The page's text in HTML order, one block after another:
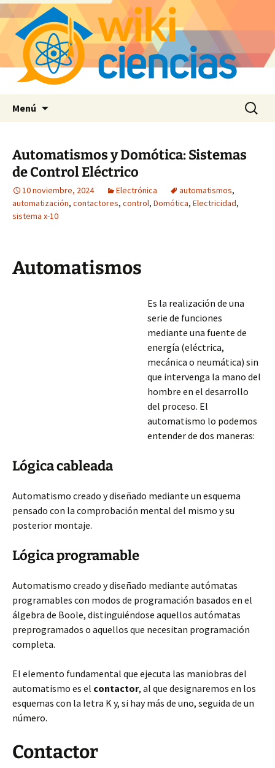
Menú Buscar:
Automatismos y Domótica: Sistemas
de Control Eléctrico
10 noviembre, 2024 Electrónica automatismos,
automatización, contactores, control, Domótica, Electricidad,
sistema x-10
Automatismos
Es la realización de una
serie de funciones
mediante una fuente de
energía (eléctrica,
mecánica o neumática) sin
que intervenga la mano del
hombre en el desarrollo
del proceso. El
automatismo lo podemos
entender de dos maneras:
Lógica cableada
Automatismo creado y diseñado mediante un esquema
pensado con la comprobación mental del mismo y su
posterior montaje.
Lógica programable
Automatismo creado y diseñado mediante autómatas
programables con modos de programación basados en el
álgebra de Boole, distinguiéndose aquellos autómatas
preprogramados o aquellos que necesitan programación
completa.
El elemento fundamental que ejecuta las maniobras del
automatismo es el contactor, al que designaremos en los
esquemas con la letra K y, si hay más de uno, seguida de un
número.
Contactor